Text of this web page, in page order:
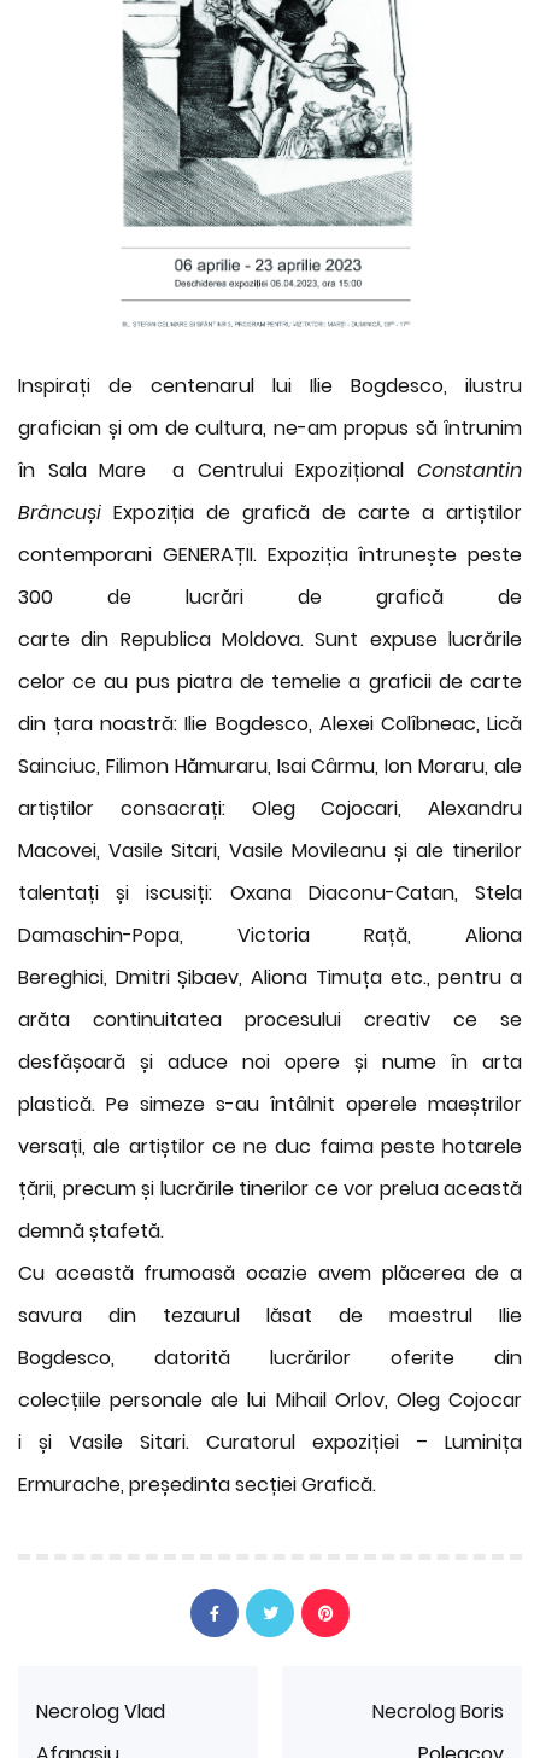
Inspirați de centenarul lui Ilie Bogdesco, ilustru
grafician și om de cultura, ne-am propus să întrunim
în Sala Mare a Centrului Expozițional Constantin
Brâncuși Expoziția de grafică de carte a artiștilor
contemporani GENERAȚII. Expoziția întrunește peste
300 de lucrări de grafică de
carte din Republica Moldova. Sunt expuse lucrările
celor ce au pus piatra de temelie a graficii de carte
din țara noastră: Ilie Bogdesco, Alexei Colîbneac, Lică
Sainciuc, Filimon Hămuraru, Isai Cârmu, Ion Moraru, ale
artiștilor consacrați: Oleg Cojocari, Alexandru
Macovei, Vasile Sitari, Vasile Movileanu și ale tinerilor
talentați și iscusiți: Oxana Diaconu-Catan, Stela
Damaschin-Popa, Victoria Rață, Aliona
Bereghici, Dmitri Șibaev, Aliona Timuța etc., pentru a
arăta continuitatea procesului creativ ce se
desfășoară și aduce noi opere și nume în arta
plastică. Pe simeze s-au întâlnit operele maeștrilor
versați, ale artiștilor ce ne duc faima peste hotarele
țării, precum și lucrările tinerilor ce vor prelua această
demnă ștafetă.
Cu această frumoasă ocazie avem plăcerea de a
savura din tezaurul lăsat de maestrul Ilie
Bogdesco, datorită lucrărilor oferite din
colecțiile personale ale lui Mihail Orlov, Oleg Cojocar
i și Vasile Sitari. Curatorul expoziției – Luminița
Ermurache, președinta secției Grafică.
Necrolog Vlad
Necrolog Boris